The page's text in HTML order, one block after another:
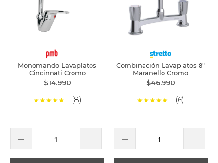
Monomando Lavaplatos
Cincinnati Cromo
$14.990
(8)
Combinación Lavaplatos 8"
Maranello Cromo
$46.990
(6)